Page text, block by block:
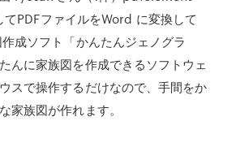
PDFファイルをWord に変換して
成ソフト「かんたんジェノグラ
んに家族図を作成できるソフトウェ
スで操作するだけなので、手間をか
家族図が作れます。